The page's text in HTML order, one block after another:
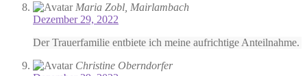
Maria Zobl, Mairlambach
Dezember 29, 2022
Der Trauerfamilie entbiete ich meine aufrichtige Anteilnahme.
Christine Oberndorfer